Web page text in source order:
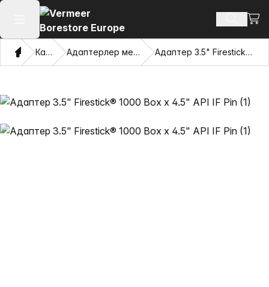
Негізгі мәзірді ашу Іздеу
Үй Каталог Адаптерлер мен тартатын көздер Адаптер 3.5" Firestick® 1000 Box x 4.5" API IF Pin